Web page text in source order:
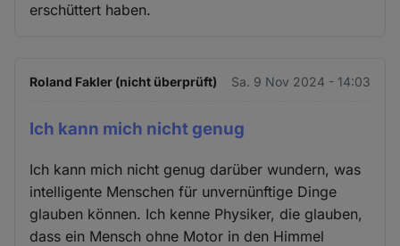
erschüttert haben.
Roland Fakler (nicht überprüft) Sa. 9 Nov 2024 - 14:03
Ich kann mich nicht genug
Ich kann mich nicht genug darüber wundern, was
intelligente Menschen für unvernünftige Dinge
glauben können. Ich kenne Physiker, die glauben,
dass ein Mensch ohne Motor in den Himmel
und